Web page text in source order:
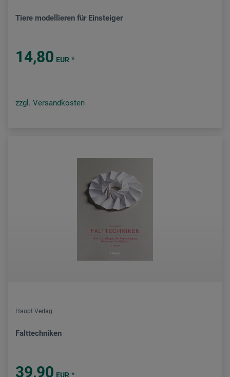
Tiere modellieren für Einsteiger
14,80 EUR *
zzgl. Versandkosten
Haupt Verlag
Falttechniken
39,90 EUR *